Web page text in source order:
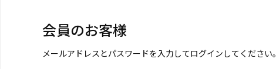
会員のお客様
メールアドレスとパスワードを入力してログインしてください。